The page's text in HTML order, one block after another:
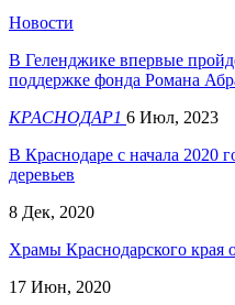
Новости
​В Геленджике впервые
поддержке фонда Романа
КРАСНОДАР1 6 Июл, 2023
В Краснодаре с начала 2020
деревьев
8 Дек, 2020
Храмы Краснодарского края
17 Июн, 2020